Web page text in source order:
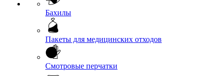
Бахилы
Пакеты для медицинских отходов
Смотровые перчатки